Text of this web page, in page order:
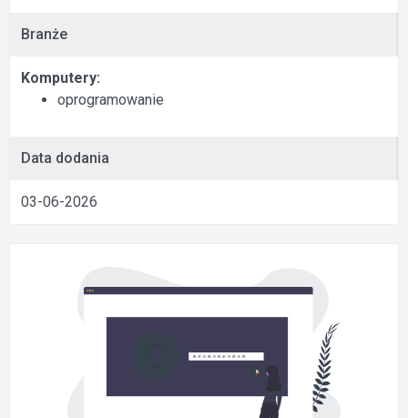
Branże
Komputery:
oprogramowanie
Data dodania
03-06-2026